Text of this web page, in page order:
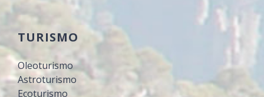
TURISMO
Oleoturismo
Astroturismo
Ecoturismo